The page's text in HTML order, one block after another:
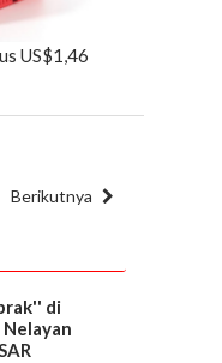
US$1,46
Berikutnya
di